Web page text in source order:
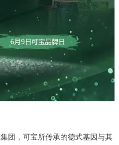
团，可宝所传承的德式基因与其